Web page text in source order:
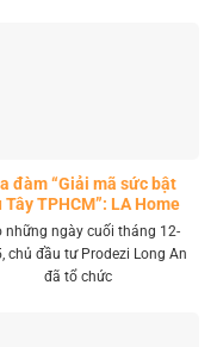
đàm “Giải mã sức bật
Tây TPHCM”: LA Home
mở tọa độ đầu tư mới
những ngày cuối tháng 12-
chủ đầu tư Prodezi Long An
đã tổ chức